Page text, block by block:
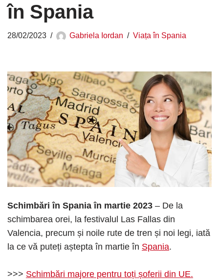
în Spania
28/02/2023 Gabriela Iordan Viața în Spania
Schimbări în Spania în martie 2023 – De la
schimbarea orei, la festivalul Las Fallas din
Valencia, precum și noile rute de tren și noi legi, iată
la ce vă puteți aștepta în martie în Spania.
>>> Schimbări majore pentru toți șoferii din UE.